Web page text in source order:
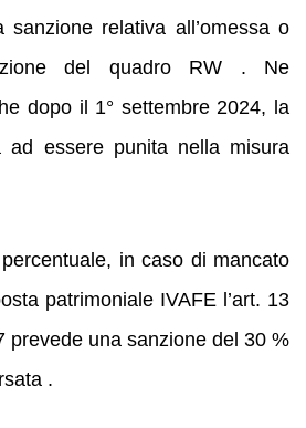
sanzione relativa all’omessa o
del quadro RW . Ne
dopo il 1° settembre 2024, la
ad essere punita nella misura
in caso di mancato
patrimoniale IVAFE l’art. 13
prevede una sanzione del 30 %
.